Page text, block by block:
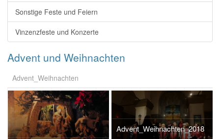
Sonstige Feste und Feiern
Vinzenzfeste und Konzerte
Advent und Weihnachten